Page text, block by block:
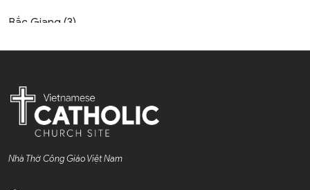
Bắc Giang (3)
Bắc Kạn (1)
Bắc Ninh (4)
Bến Tre (4)
Nhà Thờ Công Giáo Việt Nam